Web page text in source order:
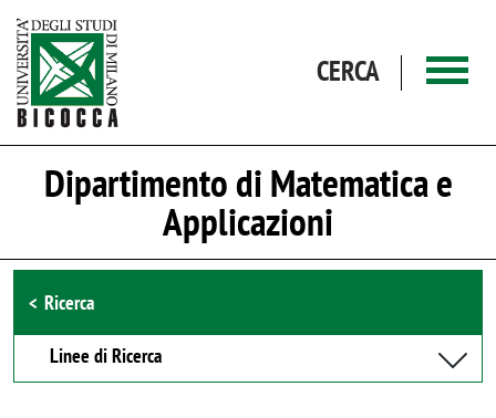
CERCA
Dipartimento di Matematica e
Applicazioni
Browse the section
Ricerca
Linee di Ricerca